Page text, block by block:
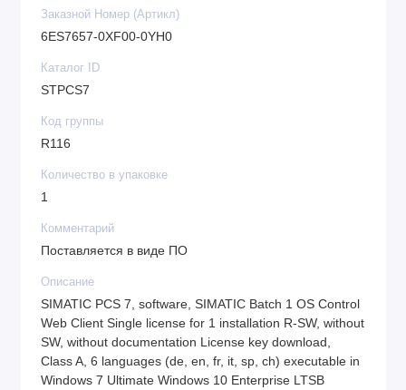
Заказной Номер (Артикл)
6ES7657-0XF00-0YH0
Каталог ID
STPCS7
Код группы
R116
Количество в упаковке
1
Комментарий
Поставляется в виде ПО
Описание
SIMATIC PCS 7, software, SIMATIC Batch 1 OS Control
Web Client Single license for 1 installation R-SW, without
SW, without documentation License key download,
Class A, 6 languages (de, en, fr, it, sp, ch) executable in
Windows 7 Ultimate Windows 10 Enterprise LTSB